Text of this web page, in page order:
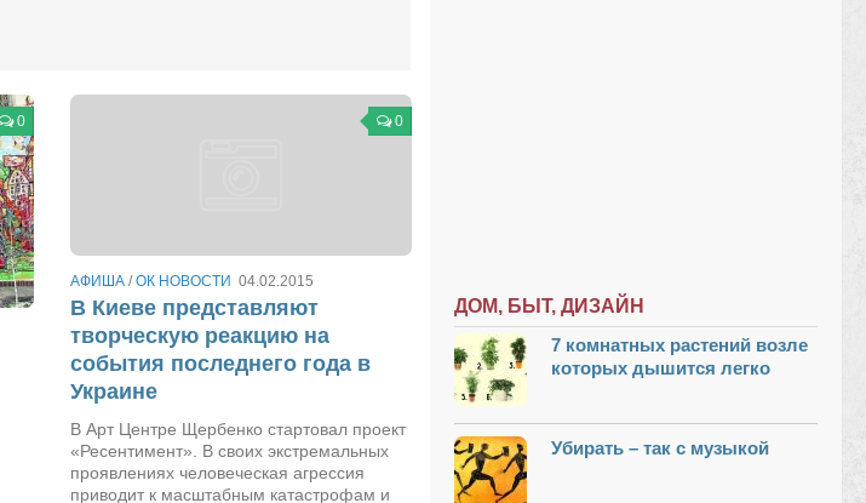
0 0
АФИША /ОК НОВОСТИ 04.02.2015
В Киеве представляют
творческую реакцию на
события последнего года в
Украине
В Арт Центре Щербенко стартовал проект
«Ресентимент». В своих экстремальных
проявлениях человеческая агрессия
приводит к масштабным катастрофам и
ДОМ, БЫТ, ДИЗАЙН
7 комнатных растений возле
которых дышится легко
Убирать – так с музыкой